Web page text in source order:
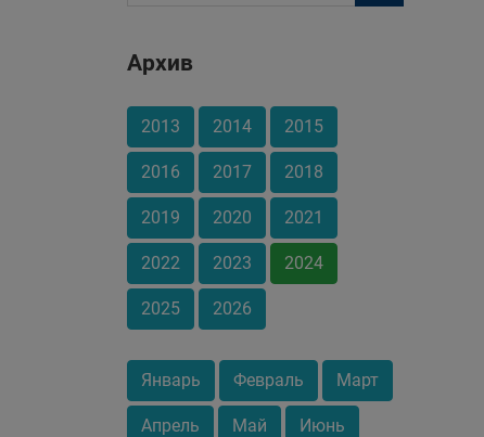
Архив
2013 2014 2015
2016 2017 2018
2019 2020 2021
2022 2023 2024
2025 2026
Январь Февраль Март
Апрель Май Июнь